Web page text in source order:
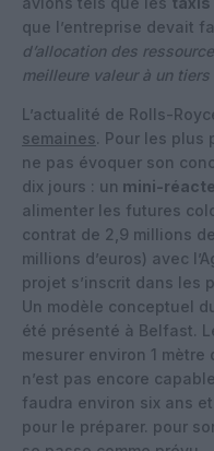
que l’entreprise devait
d’allocation des
meilleure valeur à un tiers
L’actualité de Rolls-
semaines. Pour les plus
ne pas évoquer son
dix jours : un mini-
alimenter les futures
contrat de 2,9 millions
millions d’euros) avec
projet s’inscrit dans les
Un modèle conceptuel
été présenté à Belfast.
mesurer environ 1 mètre
n’est pas encore
faudra environ six ans
pour le préparer. pour